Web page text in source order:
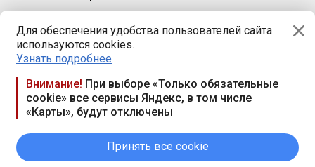
Для обеспечения удобства пользователей сайта
используются cookies.
Узнать подробнее
Внимание! При выборе «Только обязательные
cookie» все сервисы Яндекс, в том числе
«Карты», будут отключены
Принять все cookie
Книга замечаний и предложений
Правила и документы
Praca.by © 2000—2026, ООО «ПРАЦА БАЙ»
Республика Беларусь, 220114, г. Минск, пр-т Независимости
117а, пом. № 9.
вых. дн. — сб., вс.
Режим работы сайта — круглосуточно. E-mail ООО «ПРАЦА
БАЙ» editor@praca.by